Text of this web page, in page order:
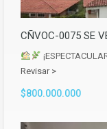
CÑVOC-0075 SE
Revisar >
$800.000.000